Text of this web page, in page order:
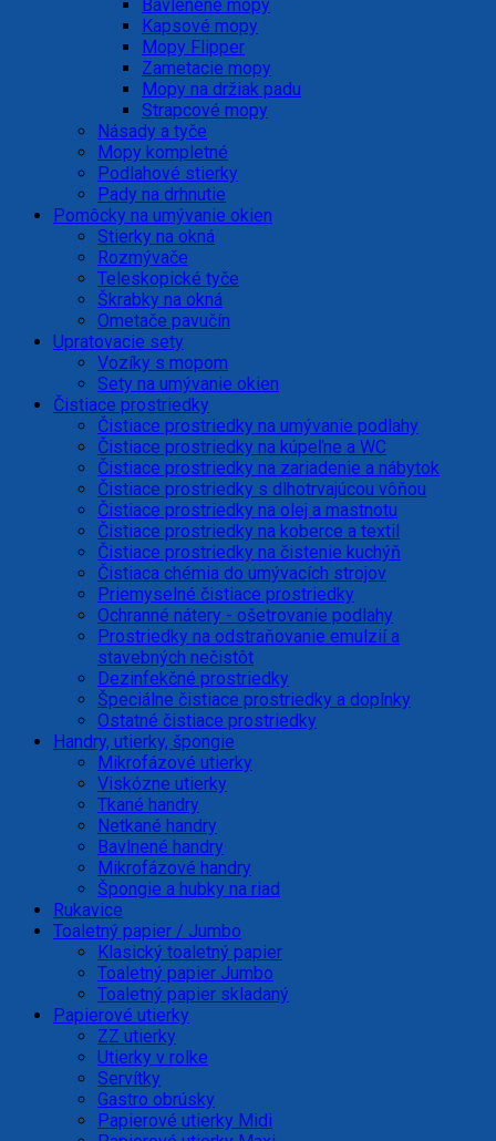
Bavlenené mopy
Kapsové mopy
Mopy Flipper
Zametacie mopy
Mopy na držiak padu
Strapcové mopy
Násady a tyče
Mopy kompletné
Podlahové stierky
Pady na drhnutie
Pomôcky na umývanie okien
Stierky na okná
Rozmývače
Teleskopické tyče
Škrabky na okná
Ometače pavučín
Upratovacie sety
Vozíky s mopom
Sety na umývanie okien
Čistiace prostriedky
Čistiace prostriedky na umývanie podlahy
Čistiace prostriedky na kúpeľne a WC
Čistiace prostriedky na zariadenie a nábytok
Čistiace prostriedky s dlhotrvajúcou vôňou
Čistiace prostriedky na olej a mastnotu
Čistiace prostriedky na koberce a textil
Čistiace prostriedky na čistenie kuchýň
Čistiaca chémia do umývacích strojov
Priemyselné čistiace prostriedky
Ochranné nátery - ošetrovanie podlahy
Prostriedky na odstraňovanie emulzií a
stavebných nečistôt
Dezinfekčné prostriedky
Špeciálne čistiace prostriedky a doplnky
Ostatné čistiace prostriedky
Handry, utierky, špongie
Mikrofázové utierky
Viskózne utierky
Tkané handry
Netkané handry
Bavlnené handry
Mikrofázové handry
Špongie a hubky na riad
Rukavice
Toaletný papier / Jumbo
Klasický toaletný papier
Toaletný papier Jumbo
Toaletný papier skladaný
Papierové utierky
ZZ utierky
Utierky v rolke
Servítky
Gastro obrúsky
Papierové utierky Midi